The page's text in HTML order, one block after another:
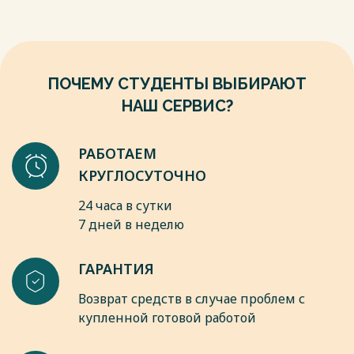
инструмент российского рынка ценных бумаг //
образовании. – 2023. – С. 104.
Весь текст будет доступенпосле покупки
ПОЧЕМУ СТУДЕНТЫ ВЫБИРАЮТ
НАШ СЕРВИС?
РАБОТАЕМ
КРУГЛОСУТОЧНО
24 часа в сутки
7 дней в неделю
ГАРАНТИЯ
Возврат средств в случае проблем с
купленной готовой работой